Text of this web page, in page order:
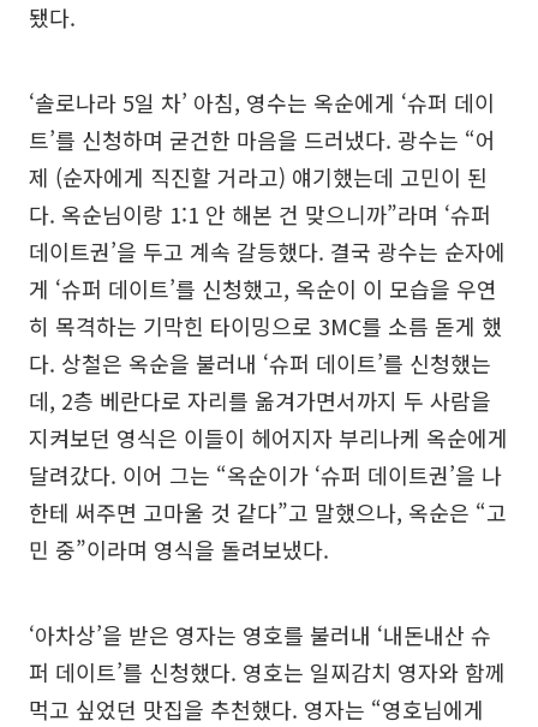
됐다.
‘솔로나라 5일 차’ 아침, 영수는 옥순에게 ‘슈퍼 데이
트’를 신청하며 굳건한 마음을 드러냈다. 광수는 “어
제 (순자에게 직진할 거라고) 얘기했는데 고민이 된
다. 옥순님이랑 1:1 안 해본 건 맞으니까”라며 ‘슈퍼
데이트권’을 두고 계속 갈등했다. 결국 광수는 순자에
게 ‘슈퍼 데이트’를 신청했고, 옥순이 이 모습을 우연
히 목격하는 기막힌 타이밍으로 3MC를 소름 돋게 했
다. 상철은 옥순을 불러내 ‘슈퍼 데이트’를 신청했는
데, 2층 베란다로 자리를 옮겨가면서까지 두 사람을
지켜보던 영식은 이들이 헤어지자 부리나케 옥순에게
달려갔다. 이어 그는 “옥순이가 ‘슈퍼 데이트권’을 나
한테 써주면 고마울 것 같다”고 말했으나, 옥순은 “고
민 중”이라며 영식을 돌려보냈다.
‘아차상’을 받은 영자는 영호를 불러내 ‘내돈내산 슈
퍼 데이트’를 신청했다. 영호는 일찌감치 영자와 함께
먹고 싶었던 맛집을 추천했다. 영자는 “영호님에게